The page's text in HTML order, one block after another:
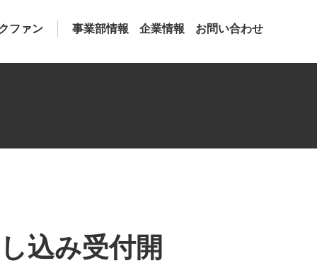
ファン 事業部情報 企業情報 お問い合わせ
込み受付開